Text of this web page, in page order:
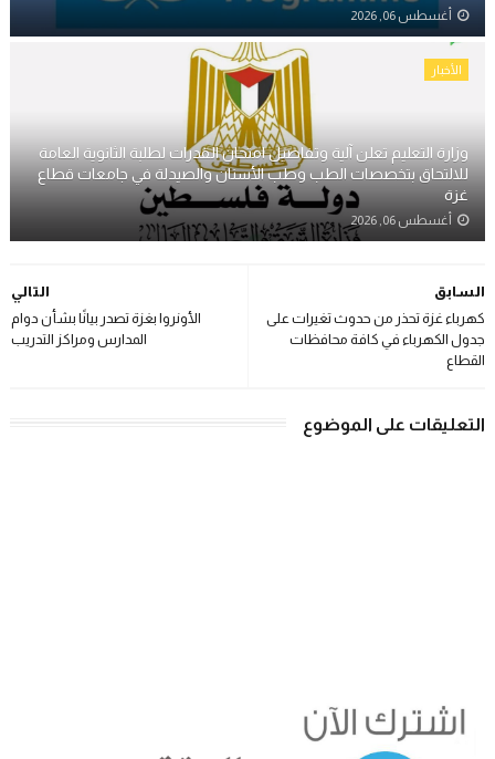
أغسطس 06, 2026
الأخبار
وزارة التعليم تعلن آلية وتفاصيل امتحان القدرات لطلبة الثانوية العامة
للالتحاق بتخصصات الطب وطب الأسنان والصيدلة في جامعات قطاع
غزة
أغسطس 06, 2026
التالي
الأونروا بغزة تصدر بيانًا بشأن دوام
المدارس ومراكز التدريب
السابق
كهرباء غزة تحذر من حدوث تغيرات على
جدول الكهرباء في كافة محافظات
القطاع
التعليقات على الموضوع